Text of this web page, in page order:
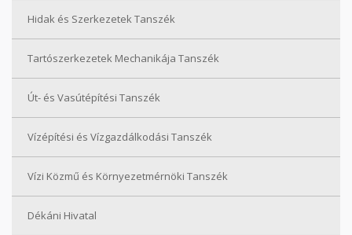
Hidak és Szerkezetek Tanszék
Tartószerkezetek Mechanikája Tanszék
Út- és Vasútépítési Tanszék
Vízépítési és Vízgazdálkodási Tanszék
Vízi Közmű és Környezetmérnöki Tanszék
Dékáni Hivatal